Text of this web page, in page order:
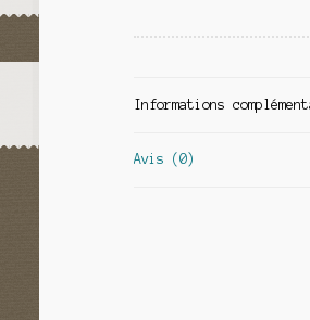
Informations
Avis (0)